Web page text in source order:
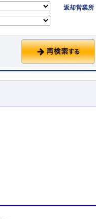
返却営業所